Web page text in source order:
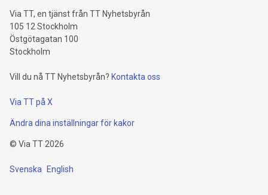
Via TT, en tjänst från TT Nyhetsbyrån
105 12 Stockholm
Östgötagatan 100
Stockholm
Vill du nå TT Nyhetsbyrån? Kontakta oss
Via TT på X
Ändra dina inställningar för kakor
© Via TT2026
Svenska English